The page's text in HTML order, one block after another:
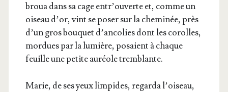
broua dans sa cage entr’ou­verte et, comme un
oiseau d’or, vint se poser sur la che­mi­née, près
d’un gros bou­quet d’an­co­lies dont les corolles,
mor­dues par la lumière, posaient à chaque
feuille une petite auréole tremblante.
Marie, de ses yeux lim­pides, regar­da l’oi­seau,